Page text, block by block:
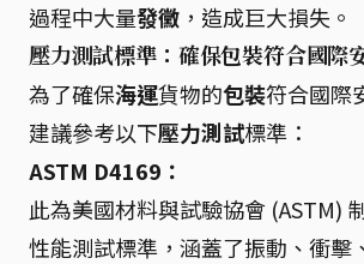
過程中大量發黴 ，造成巨大損失。
壓力測試標準：確保包裝符合國際
為了確保海運貨物的包裝符合國際
建議參考以下壓力測試標準：
ASTM D4169：
此為美國材料與試驗協會 (ASTM)
性能測試標準，涵蓋了振動、衝擊